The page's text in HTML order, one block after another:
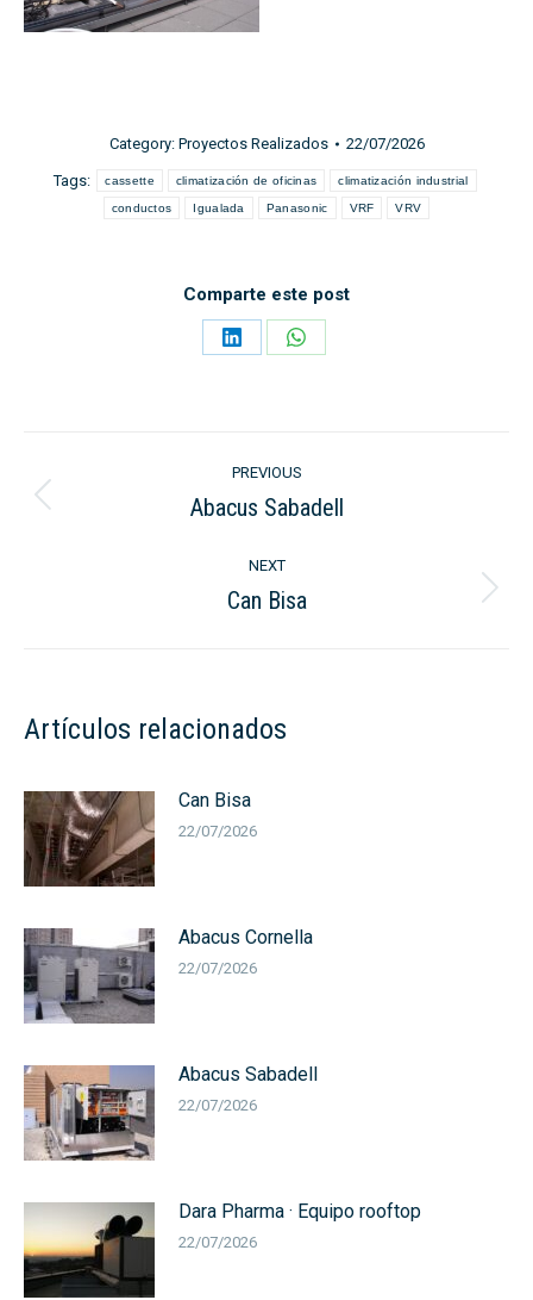
Category: Proyectos Realizados 22/07/2026
Tags: cassette climatización de oficinas climatización industrial
conductos Igualada Panasonic VRF VRV
Comparte este post
Share
Share
navigation
PREVIOUS
Previous
Abacus Sabadell
NEXT
Next
Can Bisa
Artículos relacionados
Can Bisa
22/07/2026
Abacus Cornella
22/07/2026
Abacus Sabadell
22/07/2026
Dara Pharma · Equipo rooftop
22/07/2026